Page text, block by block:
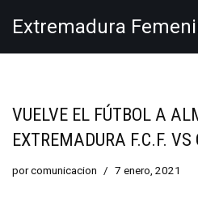
Extremadura
VUELVE EL FÚTBOL A
EXTREMADURA F.C.F.
porcomunicacion 7 enero, 2021